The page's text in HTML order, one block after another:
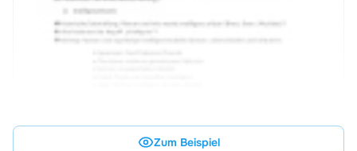
Zum Beispiel